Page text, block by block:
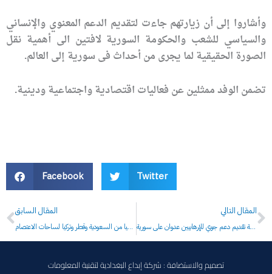
وأشاروا إلى أن زيارتهم جاءت لتقديم الدعم المعنوي والإنساني
والسياسي للشعب والحكومة السورية لافتين الى أهمية نقل
الصورة الحقيقية لما يجرى من أحداث فى سورية إلى العالم.
تضمن الوفد ممثلين عن فعاليات اقتصادية واجتماعية ودينية.
Facebook Twitter
Prev
المقال السابق
سعدون الدليمي يكشف اخر الاسرار عن (داعش ) في الانبار والموصل الدليمي : ثلاثون مليون دولار يوميا من السعودية وقطر وتركيا لساحات الاعتصام
المقال التالي
المقداد: التصريحات التركية بنية تقديم دعم جوي للإرهابيين عدوان على سورية
تصميم والاستضافة : شركة إبداع البغدادية لتقنية المعلومات